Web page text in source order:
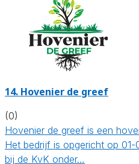
14. Hovenier de greef
(0)
Hovenier de greef is een
Het bedrijf is opgericht op
bij de KvK onder…